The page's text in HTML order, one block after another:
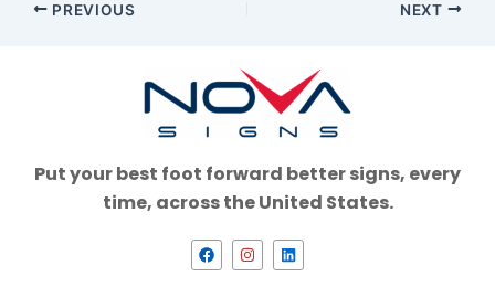
PREVIOUS NEXT
Put your best foot forward better signs, every
time, across the United States.
F
a
c
I
n
s
L
i
n